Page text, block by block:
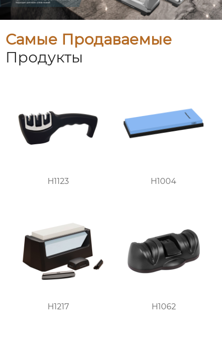
Самые Продаваемые
Продукты
H1123 H1004
H1217 H1062